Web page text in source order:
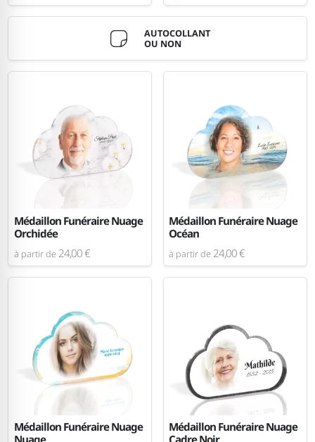
AUTOCOLLANT
OU NON
Médaillon Funéraire Nuage
Orchidée
à partir de 24,00 €
Médaillon Funéraire Nuage
Océan
à partir de 24,00 €
Médaillon Funéraire Nuage
Médaillon Funéraire Nuage